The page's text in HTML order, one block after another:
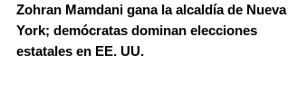
Zohran Mamdani gana la alcaldía de Nueva
York; demócratas dominan elecciones
estatales en EE. UU.